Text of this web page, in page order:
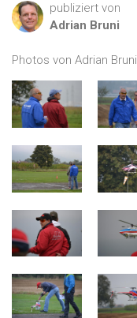
publiziert von
Adrian Bruni
Photos von Adrian Bruni